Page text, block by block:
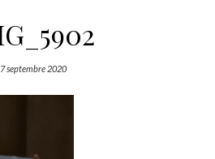
7 septembre 2020